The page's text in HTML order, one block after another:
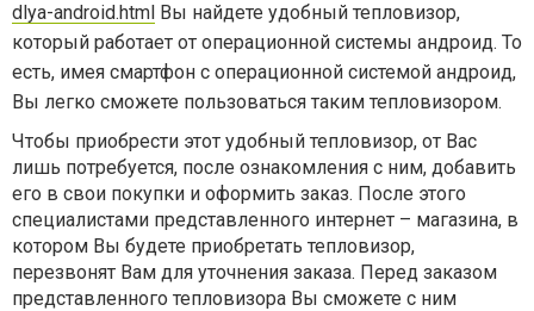
dlya-android.html Вы найдете удобный тепловизор,
который работает от операционной системы андроид. То
есть, имея смартфон с операционной системой андроид,
Вы легко сможете пользоваться таким тепловизором.
Чтобы приобрести этот удобный тепловизор, от Вас
лишь потребуется, после ознакомления с ним, добавить
его в свои покупки и оформить заказ. После этого
специалистами представленного интернет – магазина, в
котором Вы будете приобретать тепловизор,
перезвонят Вам для уточнения заказа. Перед заказом
представленного тепловизора Вы сможете с ним